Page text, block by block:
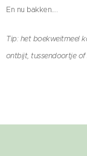
En nu bakken….
Tip: het boekweitmeel
ontbijt, tussendoortje of